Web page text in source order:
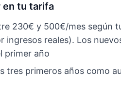
en tu tarifa
230€ y 500€/mes según
ingresos reales). Los
primer año
tres primeros años como